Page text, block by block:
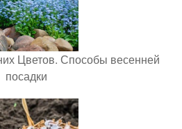
Цветов. Способы весенней
посадки